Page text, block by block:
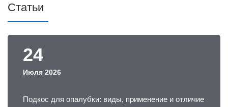
Статьи
24
Июля 2026
Подкос для опалубки: виды, применение и отличие